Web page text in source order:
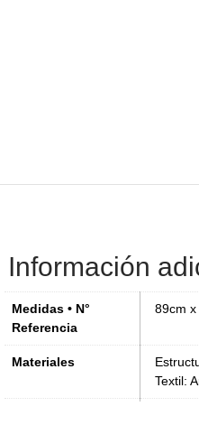
Información
Medidas • N°
Referencia
89cm x
Materiales
Textil: